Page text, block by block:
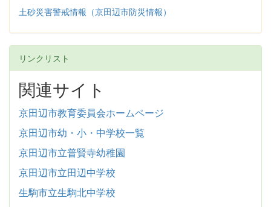
土砂災害警戒情報（京田辺市防災情報）
リンクリスト
関連サイト
京田辺市教育委員会ホームページ
京田辺市幼・小・中学校一覧
京田辺市立普賢寺幼稚園
京田辺市立田辺中学校
生駒市立生駒北中学校